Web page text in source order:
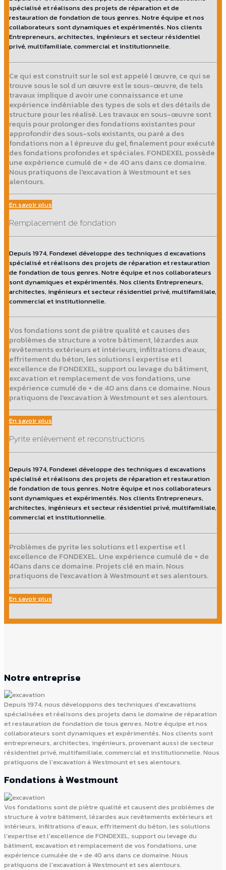
spécialisé et réalisons des projets de réparation et de
restauration de fondation de tous genres. Notre équipe et nos
collaborateurs sont dynamiques et expérimentés. Nos clients
Entrepreneurs, architectes, ingénieurs et secteur résidentiel
privé, multifamiliale, commercial et institutionnelle.
Ce qui est construit sur le sol est appelé l œuvre, ce qui se
trouve sous le sol d un œuvre est le sous-œuvre, de tels
travaux implique d avoir une connaissance et une
expérience indéniable des types de sols et des détails de
structure pour les réalisé. Les travaux en sous-œuvre sont
requis pour prolonger des fondations existantes pour
approfondir des sous-sols existants, ou paré a des
fondations non a l épreuve du gel, finalement pour exécuté
des fondations profondes et spéciales. FONDEXEL possède
une expérience cumulé de + de 40 ans dans ce domaine.
Nous pratiquons de l'excavation à Westmount et ses
alentours.
En savoir plus
Remplacement de fondation
Depuis 1974, Fondexel développe des techniques d excavations
spécialisé et réalisons des projets de réparation et restauration
de fondation de tous genres. Notre équipe et nos collaborateurs
sont dynamiques et expérimentés. Nos clients Entrepreneurs,
architectes, ingénieurs et secteur résidentiel privé, multifamiliale,
commercial et institutionnelle.
Vos fondations sont de piètre qualité et causes des
problèmes de structure a votre bâtiment, lézardes aux
revêtements extérieurs et intérieurs, infiltrations d'eaux,
effritement du béton, les solutions l expertise et l
excellence de FONDEXEL, support ou levage du bâtiment,
excavation et remplacement de vos fondations, une
expérience cumulé de + de 40 ans dans ce domaine. Nous
pratiquons de l'excavation à Westmount et ses alentours.
En savoir plus
Pyrite enlèvement et reconstructions
Depuis 1974, Fondexel développe des techniques d excavations
spécialisé et réalisons des projets de réparation et restauration
de fondation de tous genres. Notre équipe et nos collaborateurs
sont dynamiques et expérimentés. Nos clients Entrepreneurs,
architectes, ingénieurs et secteur résidentiel privé, multifamiliale,
commercial et institutionnelle.
Problèmes de pyrite les solutions et l expertise et l
excellence de FONDEXEL. Une expérience cumulé de + de
40ans dans ce domaine. Projets clé en main. Nous
pratiquons de l'excavation à Westmount et ses alentours.
En savoir plus
Notre entreprise
Depuis 1974, nous développons des techniques d'excavations
spécialisées et réalisons des projets dans le domaine de réparation
et restauration de fondation de tous genres. Notre équipe et nos
collaborateurs sont dynamiques et expérimentés. Nos clients sont
entrepreneurs, architectes, ingénieurs, provenant aussi de secteur
résidentiel privé, multifamiliale, commercial et institutionnelle. Nous
pratiquons de l'excavation à Westmount et ses alentours.
Fondations à Westmount
Vos fondations sont de piètre qualité et causent des problèmes de
structure à votre bâtiment, lézardes aux revêtements extérieurs et
intérieurs, infiltrations d'eaux, effritement du béton, les solutions
l'expertise et l'excellence de FONDEXEL, support ou levage du
bâtiment, excavation et remplacement de vos fondations, une
expérience cumulée de + de 40 ans dans ce domaine. Nous
pratiquons de l'excavation à Westmount et ses alentours.